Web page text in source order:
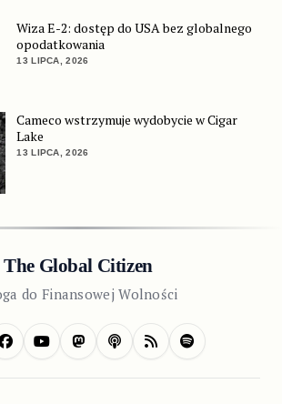
Wiza E-2: dostęp do USA bez globalnego
opodatkowania
13 LIPCA, 2026
Cameco wstrzymuje wydobycie w Cigar
Lake
13 LIPCA, 2026
The Global Citizen
do Finansowej Wolności